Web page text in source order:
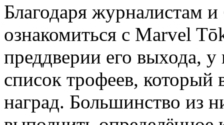
Благодаря журналистам
ознакомиться с Marvel
преддверии его выхода, у
список трофеев,
наград. Большинство из